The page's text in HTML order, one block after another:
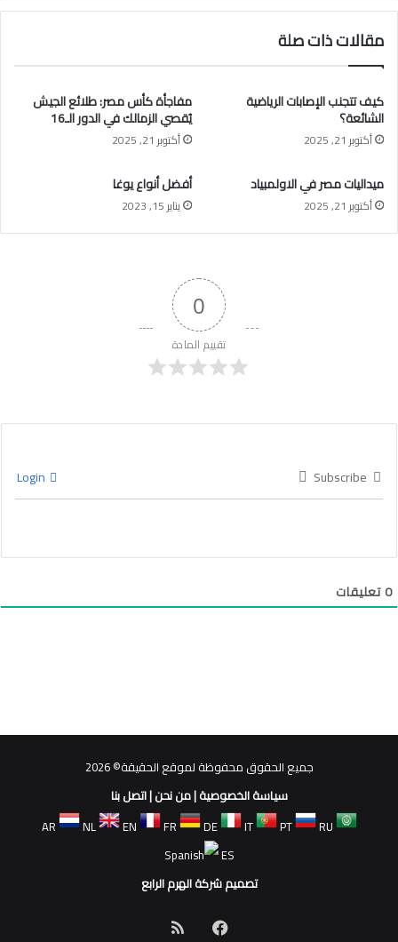
مقالات ذات صلة
كيف تتجنب الإصابات الرياضية
الشائعة؟
أكتوبر 21, 2025
مفاجأة كأس مصر: طلائع الجيش
يُقصي الزمالك في الدور الـ16
أكتوبر 21, 2025
ميداليات مصر في الاولمبياد
أكتوبر 21, 2025
أفضل أنواع يوغا
يناير 15, 2023
0
تقييم المادة
Subscribe
0تعليقات
جميع الحقوق محفوظة لموقع الحقيقة© 2026
سياسة الخصوصية|من نحن|اتصل بنا
AR
NL EN FR DE IT PT
RU
ES
تصميم شركة الهرم الرابع
فيسبوك